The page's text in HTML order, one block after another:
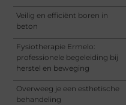
Veilig en efficiënt boren in
beton
Fysiotherapie Ermelo:
professionele begeleiding bij
herstel en beweging
Overweeg je een esthetische
behandeling